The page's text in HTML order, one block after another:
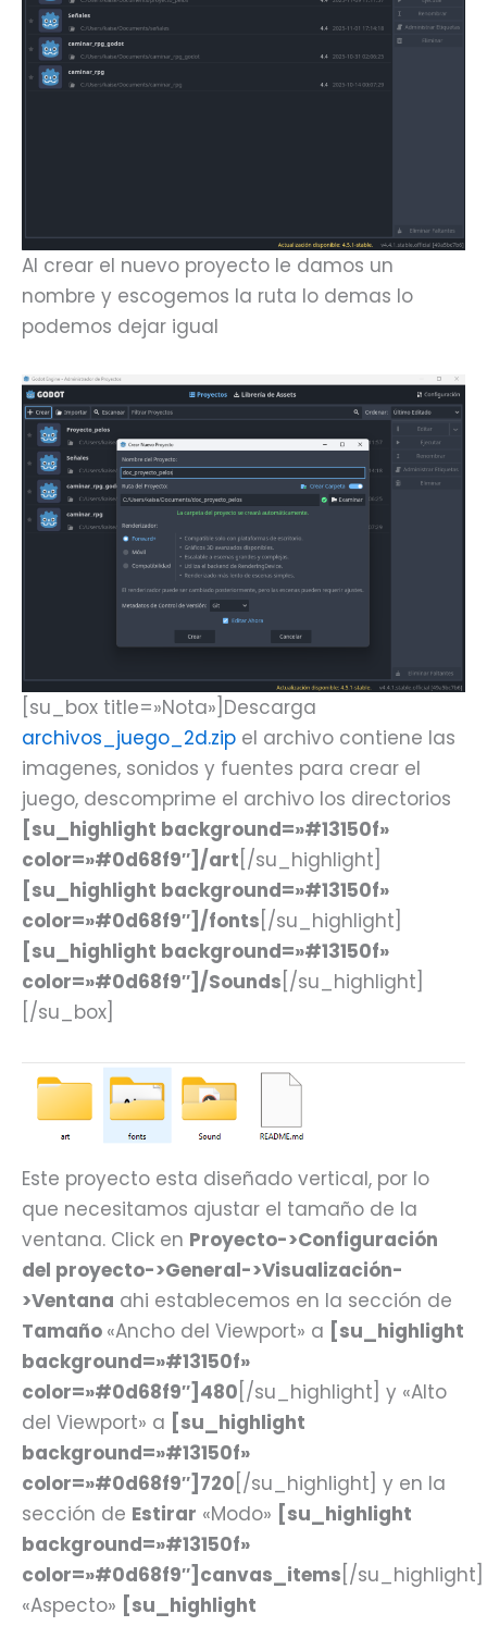
Al crear el nuevo proyecto le damos un
nombre y escogemos la ruta lo demas lo
podemos dejar igual
[su_box title=»Nota»]Descarga
archivos_juego_2d.zip el archivo contiene las
imagenes, sonidos y fuentes para crear el
juego, descomprime el archivo los directorios
[su_highlight background=»#13150f»
color=»#0d68f9″]/art [/su_highlight]
[su_highlight background=»#13150f»
color=»#0d68f9″]/fonts [/su_highlight]
[su_highlight background=»#13150f»
color=»#0d68f9″]/Sounds [/su_highlight]
[/su_box]
Este proyecto esta diseñado vertical, por lo
que necesitamos ajustar el tamaño de la
ventana. Click en Proyecto->Configuración
del proyecto->General->Visualización-
>Ventana ahi establecemos en la sección de
Tamaño «Ancho del Viewport» a [su_highlight
background=»#13150f»
color=»#0d68f9″]480 [/su_highlight] y «Alto
del Viewport» a [su_highlight
background=»#13150f»
color=»#0d68f9″]720 [/su_highlight] y en la
sección de Estirar «Modo» [su_highlight
background=»#13150f»
color=»#0d68f9″]canvas_items [/su_highlight]
«Aspecto» [su_highlight